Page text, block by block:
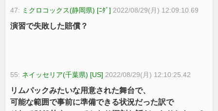
47: ミクロコックス(静岡県) [ﾆﾀﾞ] 2022/08/29(月) 12:09:10.69
演習で失敗した賠償？
55: ネイッセリア(千葉県) [US] 2022/08/29(月) 12:10:25.42
リムパックみたいな用意された舞台で、
可能な範囲で事前に準備できる状況だった訳で